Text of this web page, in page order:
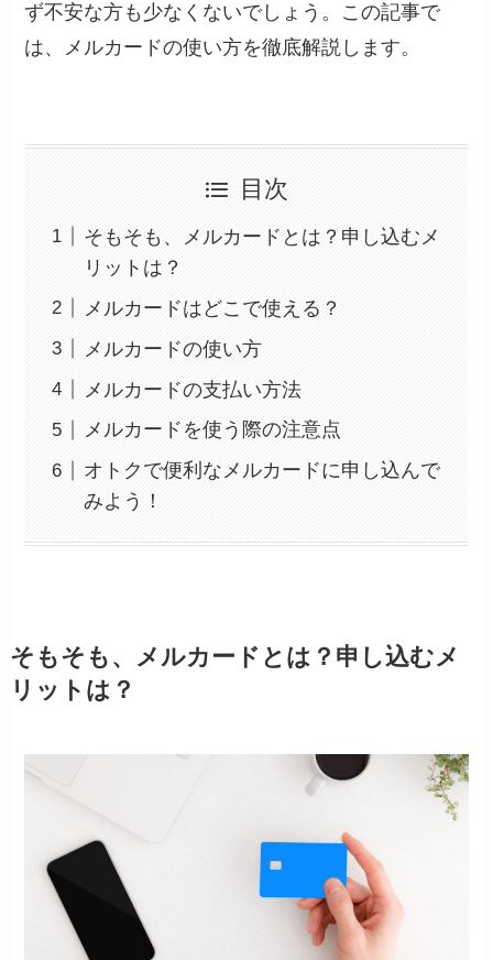
ず不安な方も少なくないでしょう。この記事で
は、メルカードの使い方を徹底解説します。
目次
そもそも、メルカードとは？申し込むメ
リットは？
メルカードはどこで使える？
メルカードの使い方
メルカードの支払い方法
メルカードを使う際の注意点
オトクで便利なメルカードに申し込んで
みよう！
そもそも、メルカードとは？申し込むメ
リットは？